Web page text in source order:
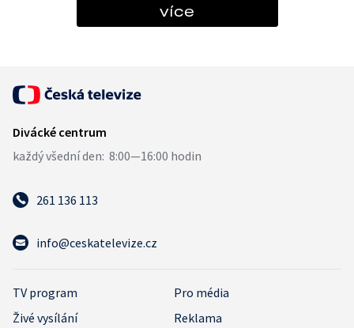
více
261 136 113
info@ceskatelevize.cz
TV program
Pro média
Živé vysílání
Reklama